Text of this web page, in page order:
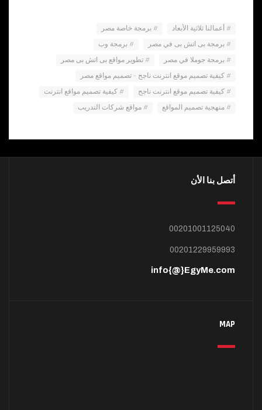
أعمالنا ثلاثية الأبعاد
برمجة خاصة مصر
برمجة بى اتش بى في مصر
برمجة وب
برمجة جوملا في مصر
تطوير مواقع بى اتش بى مصر
كيفية تصميم موقع انترنت ناجح – تصميم مواقع مصر
كيفية تصميم موقع انترنت ناجح
كيفية تصميم مواقع انترنت
منهجية تصميم المواقع
مواقع شركات التدريب
أتصل بنا الأن
00201001125040
00201229959993
info{@}EgyMe.com
MAP